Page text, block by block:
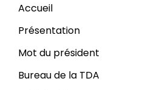
Accueil
Présentation
Mot du président
Bureau de la TDA